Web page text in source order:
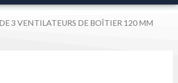
3 VENTILATEURS DE BOÎTIER 120 MM